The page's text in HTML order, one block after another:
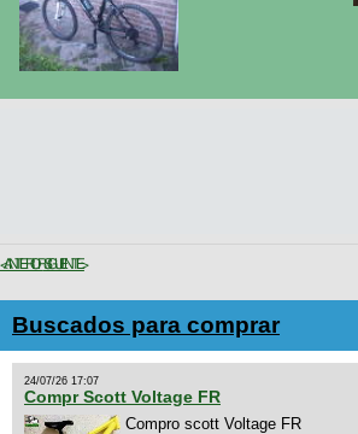
< ANTERIORSIGUIENTE >
Buscados para comprar
24/07/26 17:07
Compr Scott Voltage FR
Compro scott Voltage FR